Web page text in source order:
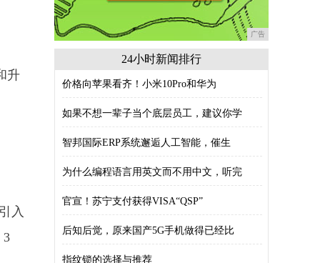
升
入
3
广告
24小时新闻排行
价格向苹果看齐！小米10Pro和华为
如果不想一辈子当个底层员工，建议你学
智邦国际ERP系统邂逅人工智能，催生
为什么编程语言用英文而不用中文，听完
官宣！苏宁支付获得VISA“QSP”
后知后觉，原来国产5G手机做得已经比
指纹锁的选择与推荐